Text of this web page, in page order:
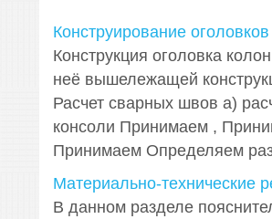
Конструирование
Конструкция оголовка
неё вышележащей
Расчет сварных швов а)
консоли Принимаем ,
Принимаем Определяем
Материально-технические
В данном разделе